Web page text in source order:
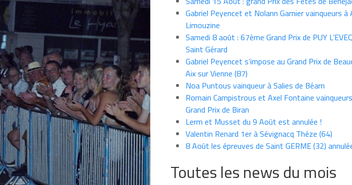
Gabriel Peyencet et Nolann Garnier vainqueurs à
Limouzine
Samedi 8 août : 67ème Grand Prix de PUY
Saint Gérard
Gabriel Peyencet s’impose au Grand Prix de
Aix sur Vienne (87)
Noa Puntous vainqueur à Salies de Béarn
Romain Campistrous et Axel Fontaine
Grand Prix de Biran
Lerm et Musset du 9 Août est annulée !
Valentin Renard 1er à Sévignacq Théze (64)
8 Août les épreuves de Saint GERME (32)
Toutes les news du mois